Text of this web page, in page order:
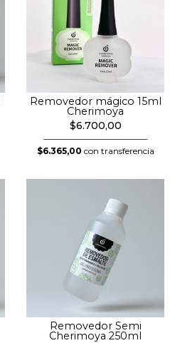
Removedor mágico 15ml
Cherimoya
$6.700,00
$6.365,00 con transferencia
Removedor Semi
Cherimoya 250ml